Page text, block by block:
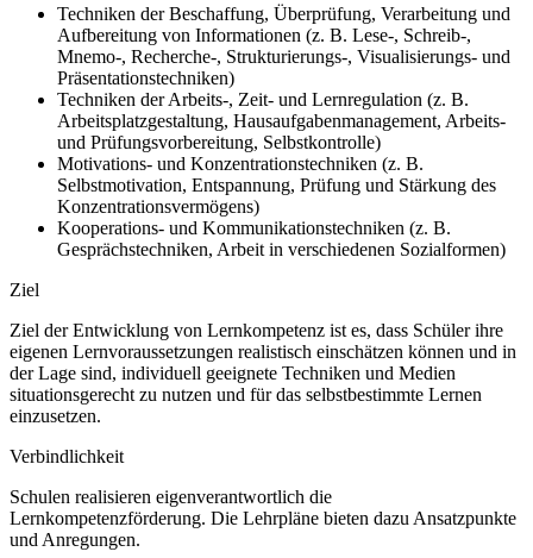
Techniken der Beschaffung, Überprüfung, Verarbeitung und
Aufbereitung von Informationen (z. B. Lese-, Schreib-,
Mnemo-, Recherche-, Strukturierungs-, Visualisierungs- und
Präsentationstechniken)
Techniken der Arbeits-, Zeit- und Lernregulation (z. B.
Arbeitsplatzgestaltung, Hausaufgabenmanagement, Arbeits-
und Prüfungsvorbereitung, Selbstkontrolle)
Motivations- und Konzentrationstechniken (z. B.
Selbstmotivation, Entspannung, Prüfung und Stärkung des
Konzentrationsvermögens)
Kooperations- und Kommunikationstechniken (z. B.
Gesprächstechniken, Arbeit in verschiedenen Sozialformen)
Ziel
Ziel der Entwicklung von Lernkompetenz ist es, dass Schüler ihre
eigenen Lernvoraussetzungen realistisch einschätzen können und in
der Lage sind, individuell geeignete Techniken und Medien
situationsgerecht zu nutzen und für das selbstbestimmte Lernen
einzusetzen.
Verbindlichkeit
Schulen realisieren eigenverantwortlich die
Lernkompetenzförderung. Die Lehrpläne bieten dazu Ansatzpunkte
und Anregungen.